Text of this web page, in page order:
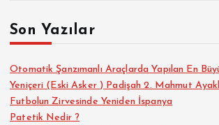
Son Yazılar
Otomatik Şanzımanlı Araçlarda Yapılan En
Yeniçeri (Eski Asker ) Padişah 2. Mahmut
Futbolun Zirvesinde Yeniden İspanya
Patetik Nedir ?